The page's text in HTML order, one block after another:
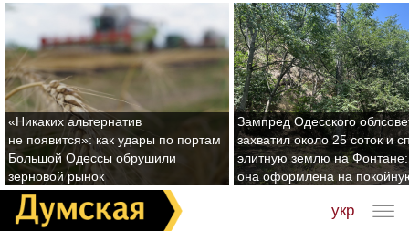
«Никаких альтернатив
не появится»: как удары по портам
Большой Одессы обрушили
зерновой рынок
Зампред Одесского
захватил около 25 соток и
элитную землю на Фонтане:
она оформлена на
укр